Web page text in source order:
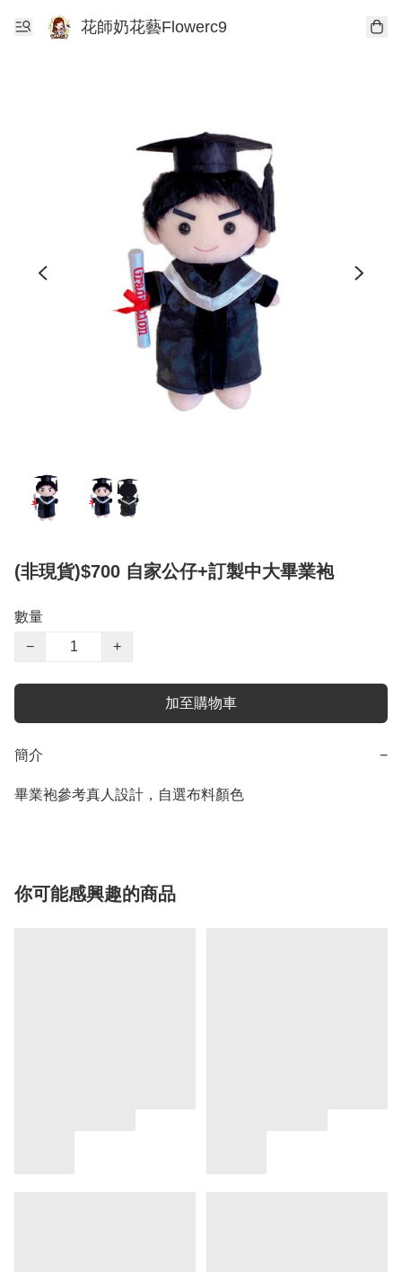
花師奶花藝Flowerc9
(非現貨)$700 自家公仔+訂製中大畢業袍
數量
−
+
加至購物車
簡介 −
畢業袍參考真人設計，自選布料顏色
你可能感興趣的商品